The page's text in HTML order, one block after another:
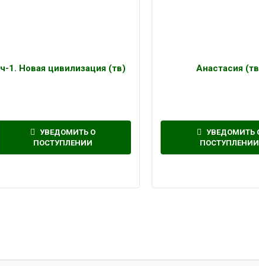
ч-1. Новая цивилизация (тв)
УВЕДОМИТЬ О
ПОСТУПЛЕНИИ
Анастасия
УВЕДОМИТЬ
ПОСТУПЛЕНИИ